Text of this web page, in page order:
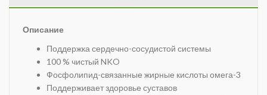
Описание
Поддержка сердечно-сосудистой системы
100 % чистый NKO
Фосфолипид-связанные жирные кислоты омега-3
Поддерживает здоровье суставов